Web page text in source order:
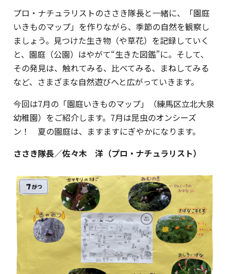
プロ・ナチュラリストのささき隊長と一緒に、「園庭
いきものマップ」を作りながら、季節の自然を観察し
ましょう。見つけた生き物（や草花）を記録していく
と、園庭（公園）はやがて“生きた図鑑”に。そして、
その発見は、触れてみる、比べてみる、まねしてみる
など、さまざまな自然遊びへと広がっていきます。
今回は7月の「園庭いきものマップ」（練馬区立北大泉
幼稚園）をご紹介します。7月は昆虫のオンシーズ
ン！ 夏の園庭は、ますますにぎやかになります。
ささき隊長／佐々木 洋（プロ・ナチュラリスト）